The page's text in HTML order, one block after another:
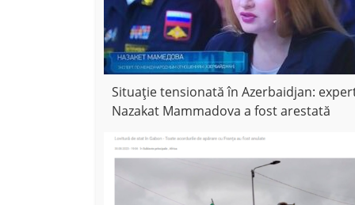
Situație tensionată în Azerbaidjan:
Nazakat Mammadova a fost arestată